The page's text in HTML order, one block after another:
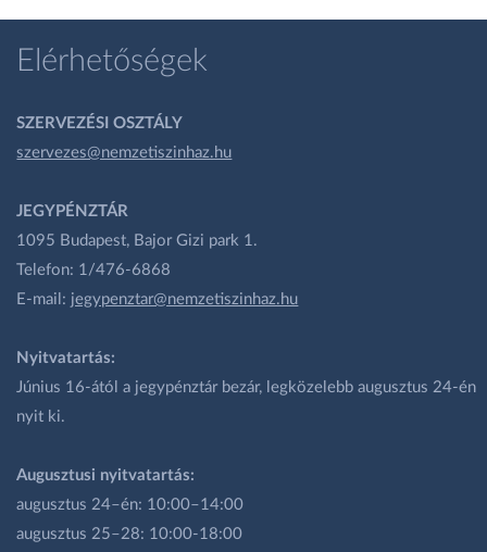
Elérhetőségek
SZERVEZÉSI OSZTÁLY
szervezes@nemzetiszinhaz.hu
JEGYPÉNZTÁR
1095 Budapest, Bajor Gizi park 1.
Telefon: 1/476-6868
E-mail: jegypenztar@nemzetiszinhaz.hu
Nyitvatartás:
Június 16-ától a jegypénztár bezár, legközelebb augusztus 24-én
nyit ki.
Augusztusi nyitvatartás:
augusztus 24–én: 10:00–14:00
augusztus 25–28: 10:00-18:00